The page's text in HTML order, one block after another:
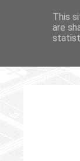
This
are